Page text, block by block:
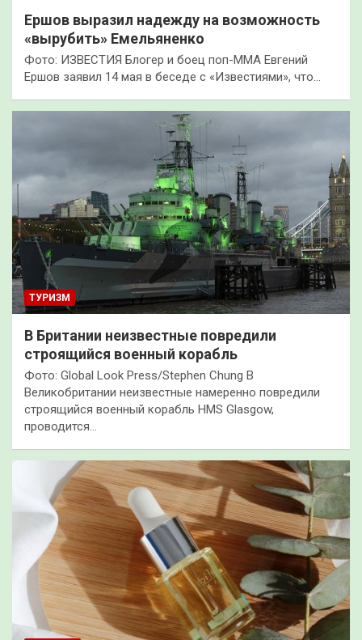
Ершов выразил надежду на возможность
«вырубить» Емельяненко
Фото: ИЗВЕСТИЯ Блогер и боец поп-ММА Евгений
Ершов заявил 14 мая в беседе с «Известиями», что…
ТУРИЗМ
В Британии неизвестные повредили
строящийся военный корабль
Фото: Global Look Press/Stephen Chung В
Великобритании неизвестные намеренно повредили
строящийся военный корабль HMS Glasgow,
проводится…